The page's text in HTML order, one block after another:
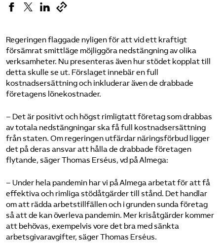
Logga in på Arbetsgivarguiden
Sök på almega.se
Press
In English
Cookie-inställningar
Regeringen flaggade nyligen för att vid ett kraftigt
försämrat smittläge möjliggöra nedstängning av olika
verksamheter. Nu presenteras även hur stödet kopplat till
detta skulle se ut. Förslaget innebär en full
kostnadsersättning och inkluderar även de drabbade
företagens lönekostnader.
– Det är positivt och högst rimligtatt företag som drabbas
av totala nedstängningar ska få full kostnadsersättning
från staten. Om regeringen utfärdar näringsförbud ligger
det på deras ansvar att hålla de drabbade företagen
flytande, säger Thomas Erséus, vd på Almega:
– Under hela pandemin har vi på Almega arbetat för att få
effektiva och rimliga stödåtgärder till stånd. Det handlar
om att rädda arbetstillfällen och i grunden sunda företag
så att de kan överleva pandemin. Mer krisåtgärder kommer
att behövas, exempelvis vore det bra med sänkta
arbetsgivaravgifter, säger Thomas Erséus.